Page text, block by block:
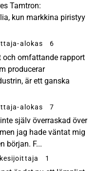
Tamtron:
kun markkina piristyy
alokas 6
och omfattande rapport
producerar
är ett ganska
alokas 7
själv överraskad över
jag hade väntat mig
början. F...
1